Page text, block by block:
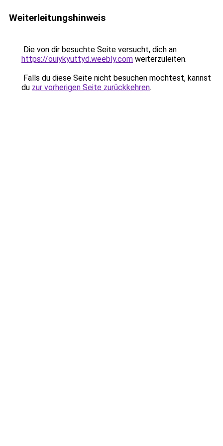
Weiterleitungshinweis
Die von dir besuchte Seite versucht, dich an
https://ouiykyuttyd.weebly.com weiterzuleiten.
Falls du diese Seite nicht besuchen möchtest, kannst
du zur vorherigen Seite zurückkehren.